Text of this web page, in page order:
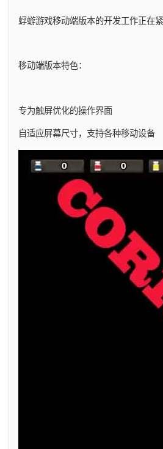
蜉蝣游戏移动端版本的开发工作正在
移动端版本特色：
专为触屏优化的操作界面
自适应屏幕尺寸，支持各种移动设备